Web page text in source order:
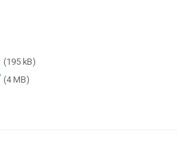
(195 kB)
(4 MB)